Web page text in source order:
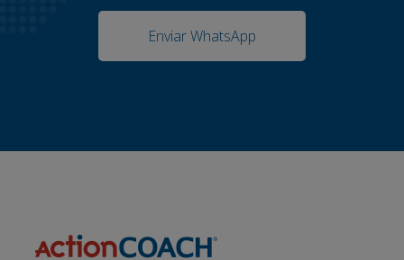
Enviar WhatsApp